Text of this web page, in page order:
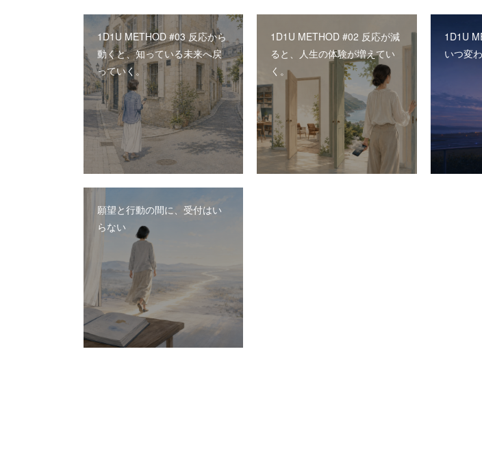
1D1U METHOD #03 反応から
動くと、知っている未来へ戻
っていく。
1D1U METHOD #02 反応が減
ると、人生の体験が増えてい
く。
1D1U
いつ変
願望と行動の間に、受付はい
らない